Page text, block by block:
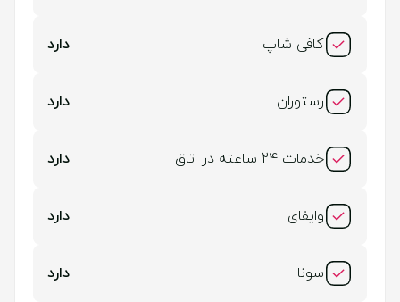
کافی شاپ دارد
رستوران دارد
خدمات 24 ساعته در اتاق دارد
وایفای دارد
سونا دارد